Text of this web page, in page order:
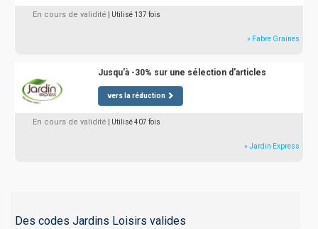
En cours de validité | Utilisé 137 fois
» Fabre Graines
Jusqu'à -30% sur une sélection d'articles
vers la réduction
En cours de validité | Utilisé 407 fois
» Jardin Express
Des codes Jardins Loisirs valides